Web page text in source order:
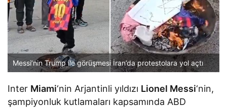
Messi’nin Trump ile görüşmesi İran’da protestolara yol açtı
Inter Miami‘nin Arjantinli yıldızı Lionel Messi‘nin,
şampiyonluk kutlamaları kapsamında ABD